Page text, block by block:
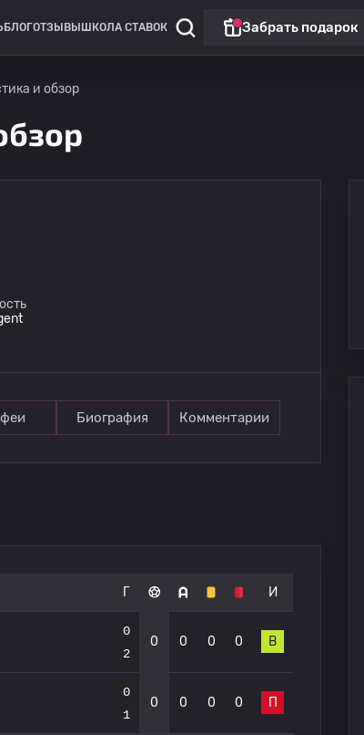
БЛОГОТЗЫВЫ ШКОЛА СТАВОК Забрать подарок
и обзор
Биография Комментарии
Г И
0
2
0 0 0 0 В
0
1
0 0 0 0 П